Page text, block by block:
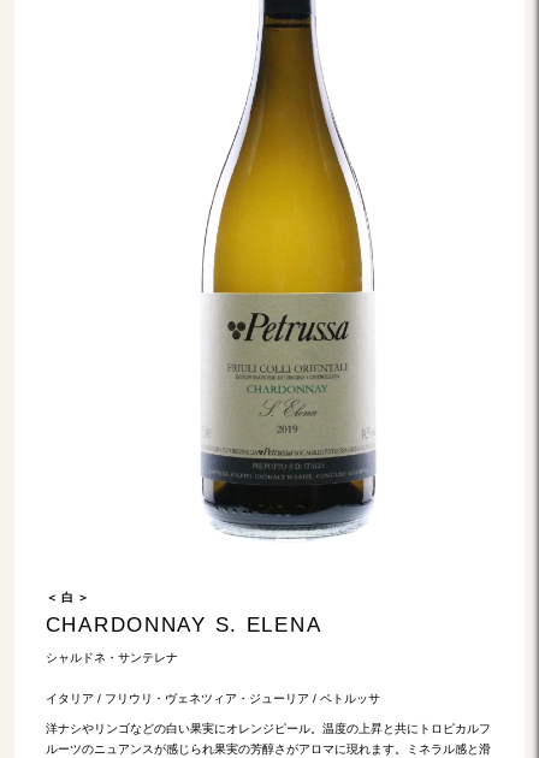
＜ 白 ＞
CHARDONNAY S. ELENA
シャルドネ・サンテレナ
イタリア / フリウリ・ヴェネツィア・ジューリア / ペトルッサ
洋ナシやリンゴなどの白い果実にオレンジピール。温度の上昇と共にトロピカルフ
ルーツのニュアンスが感じられ果実の芳醇さがアロマに現れます。ミネラル感と滑